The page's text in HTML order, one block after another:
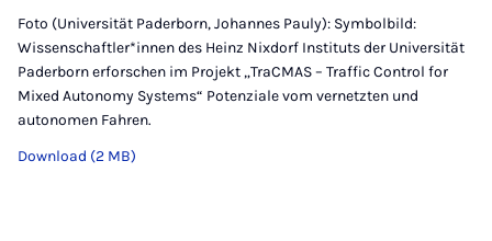
Foto (Universität Paderborn, Johannes Pauly): Symbolbild:
Wissenschaftler*innen des Heinz Nixdorf Instituts der Universität
Paderborn erforschen im Projekt „TraCMAS – Traffic Control for
Mixed Autonomy Systems“ Potenziale vom vernetzten und
autonomen Fahren.
Download (2 MB)